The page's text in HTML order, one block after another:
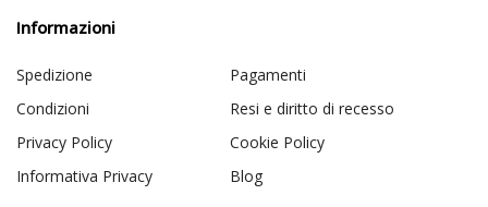
Informazioni
Spedizione
Pagamenti
Condizioni
Resi e diritto di recesso
Privacy Policy
Cookie Policy
Informativa Privacy
Blog